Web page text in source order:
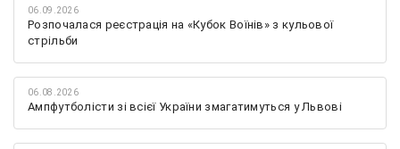
06.09.2026
Розпочалася реєстрація на «Кубок Воїнів» з кульової
стрільби
06.08.2026
Ампфутболісти зі всієї України змагатимуться у Львові